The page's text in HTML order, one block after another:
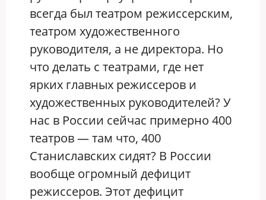
всегда был театром режиссерским,
театром художественного
руководителя, а не директора. Но
что делать с театрами, где нет
ярких главных режиссеров и
художественных руководителей? У
нас в России сейчас примерно 400
театров — там что, 400
Станиславских сидят? В России
вообще огромный дефицит
режиссеров. Этот дефицит